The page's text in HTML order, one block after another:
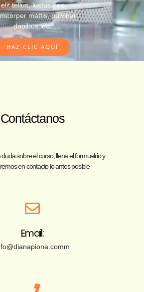
elit tellus, luctus nec
mattis, pulvinar
dapibus leo.
HAZ CLIC AQUÍ
Contáctanos
sobre el curso, llena el formualrio y
en contacto lo antes posible
Email: